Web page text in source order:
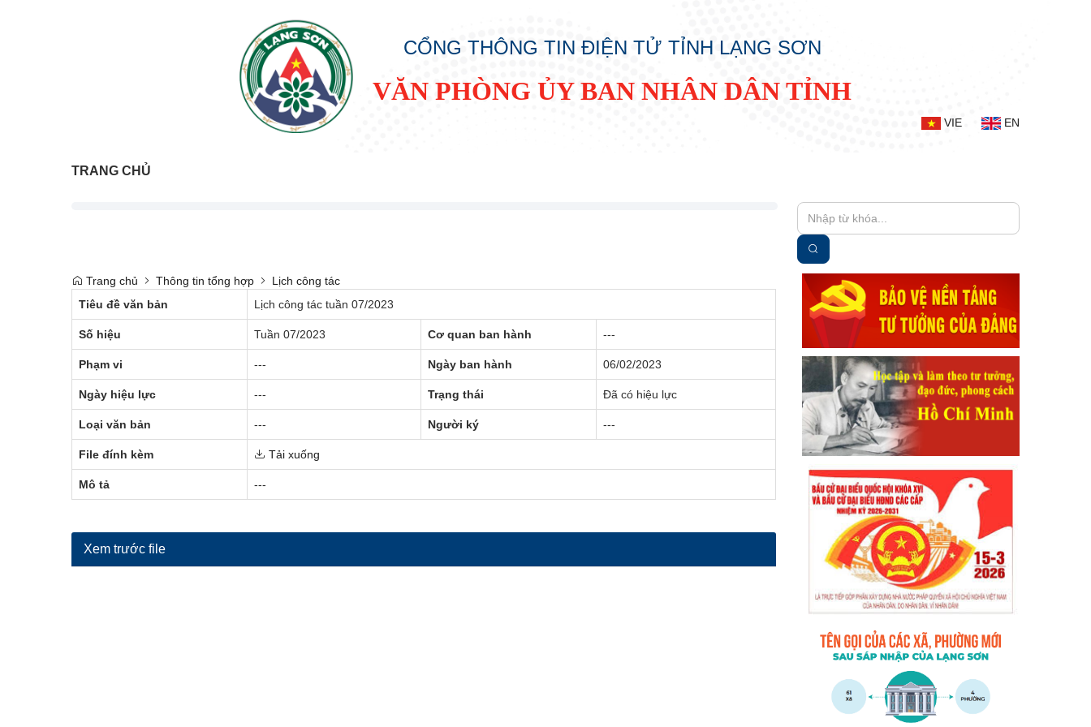
CỔNG THÔNG TIN ĐIỆN TỬ TỈNH LẠNG SƠN
VĂN PHÒNG ỦY BAN NHÂN DÂN TỈNH
VIE EN
TRANG CHỦ
Trang chủ Thông tin tổng hợp
Lịch công tác
Tiêu đề văn bản
Lịch công tác tuần 07/2023
Số hiệu Tuần 07/2023 Cơ quan ban hành ---
Phạm vi --- Ngày ban hành 06/02/2023
Ngày hiệu lực --- Trạng thái Đã có hiệu lực
Loại văn bản --- Người ký ---
File đính kèm Tải xuống
Mô tả ---
Xem trước file